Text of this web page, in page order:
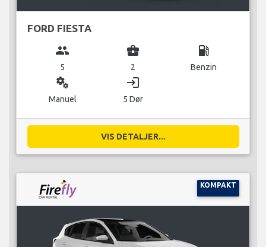
FORD FIESTA
group
5
business_center
2
local_gas_station
Benzin
miscellaneous_services
Manuel
login
5 Dør
VIS DETALJER...
KOMPAKT